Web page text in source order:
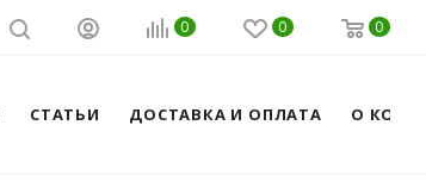
0 0 0
СТАТЬИ ДОСТАВКА И ОПЛАТА О